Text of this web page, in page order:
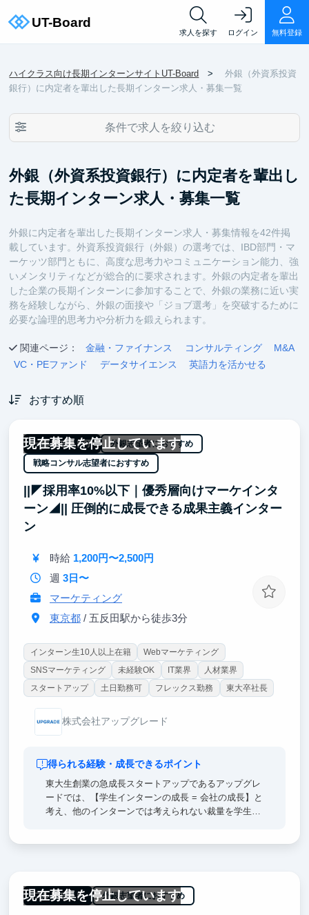
求人を探す ログイン 無料登録
ハイクラス向け長期インターンサイトUT-Board
外銀（外資系投資
銀行）に内定者を輩出した長期インターン求人・募集一覧
条件で求人を絞り込む
外銀（外資系投資銀行）に内定者を輩出し
た長期インターン求人・募集一覧
外銀に内定者を輩出した長期インターン求人・募集情報を42件掲
載しています。外資系投資銀行（外銀）の選考では、IBD部門・マ
ーケッツ部門ともに、高度な思考力やコミュニケーション能力、強
いメンタリティなどが総合的に要求されます。外銀の内定者を輩出
した企業の長期インターンに参加することで、外銀の業務に近い実
務を経験しながら、外銀の面接や「ジョブ選考」を突破するために
必要な論理的思考力や分析力を鍛えられます。
関連ページ： 金融・ファイナンス コンサルティング
M&A
VC・PEファンド
データサイエンス 英語力を活かせる
おすすめ順
現在募集を停止しています
一部リモート可 外銀志望者におすすめ
戦略コンサル志望者におすすめ
||◤採用率10%以下｜優秀層向けマーケインタ
ーン◢|| 圧倒的に成長できる成果主義インター
ン
時給 1,200円〜2,500円
週 3日〜
マーケティング
東京都/ 五反田駅から徒歩3分
インターン生10人以上在籍
Webマーケティング
SNSマーケティング
未経験OK IT業界
人材業界
スタートアップ
土日勤務可 フレックス勤務 東大卒社長
株式会社アップグレード
得られる経験・成長できるポイント
東大生創業の急成長スタートアップであるアップグレ
ードでは、【学生インターンの成長 = 会社の成長】と
考え、他のインターンでは考えられない裁量を学生イ
を創出する東大生
★ 業界No.1を取るためのPR戦略を考える東大生
現在募集を停止しています
フルリモート 外銀志望者におすすめ